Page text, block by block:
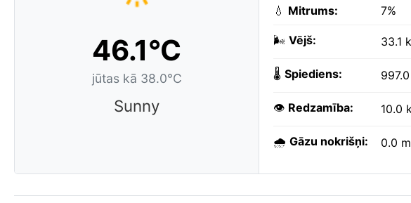
46.1°C
jūtas kā 38.0°C
Sunny
💧 Mitrums: 7%
🌬️ Vējš: 33.1
🌡️ Spiediens:
👁️ Redzamība: 10.0
🌧️ Gāzu nokrišņi: 0.0